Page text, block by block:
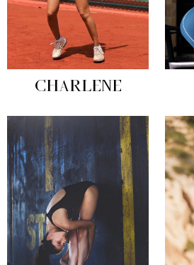
CHARLENE